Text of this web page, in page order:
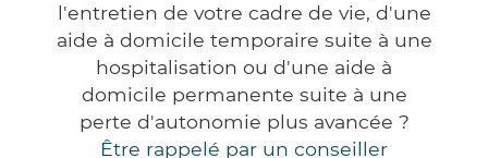
l'entretien de votre cadre de vie, d'une
aide à domicile temporaire suite à une
hospitalisation ou d'une aide à
domicile permanente suite à une
perte d'autonomie plus avancée ?
Être rappelé par un conseiller